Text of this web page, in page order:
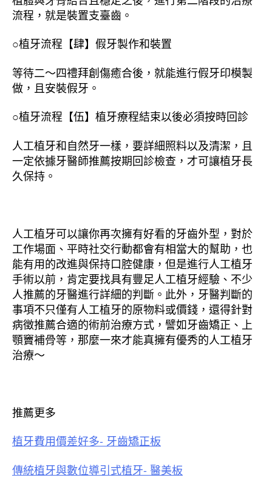
流程，就是裝置支臺齒。
○植牙流程【肆】假牙製作和裝置
等待二～四禮拜創傷癒合後，就能進行假牙印模製
做，且安裝假牙。
○植牙流程【伍】植牙療程結束以後必須按時回診
人工植牙和自然牙一樣，要詳細照料以及清潔，且
一定依據牙醫師推薦按期回診檢查，才可讓植牙長
久保持。
人工植牙可以讓你再次擁有好看的牙齒外型，對於
工作場面、平時社交行動都會有相當大的幫助，也
能有用的改進與保持口腔健康，但是進行人工植牙
手術以前，肯定要找具有豐足人工植牙經驗、不少
人推薦的牙醫進行詳細的判斷。此外，牙醫判斷的
事項不只僅有人工植牙的原物料或價錢，還得針對
病徵推薦合適的術前治療方式，譬如牙齒矯正、上
顎竇補骨等，那麼一來才能真擁有優秀的人工植牙
治療～
推薦更多
植牙費用價差好多- 牙齒矯正板
傳統植牙與數位導引式植牙- 醫美板